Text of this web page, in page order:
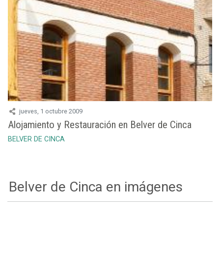
jueves, 1 octubre 2009
Alojamiento y Restauración en Belver de Cinca
BELVER DE CINCA
Belver de Cinca en imágenes